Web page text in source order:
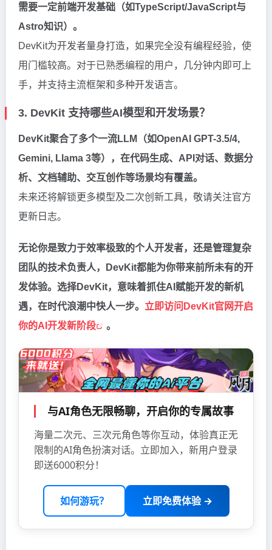
需要一定前端开发基础（如TypeScript/JavaScript与
Astro知识）。
DevKit为开发者量身打造，如果完全没有编程经验，使
用门槛较高。对于已熟悉编程的用户，几分钟内即可上
手，并支持主流框架和多种开发语言。
3. DevKit 支持哪些AI模型和开发场景？
DevKit聚合了多个一流LLM（如OpenAI GPT-3.5/4,
Gemini, Llama 3等），在代码生成、API对话、数据分
析、文档辅助、交互创作等场景均有覆盖。
未来还将解锁更多模型及二次创新工具，敬请关注官方
更新日志。
无论你是致力于效率极致的个人开发者，还是管理复杂
团队的技术负责人，DevKit都能为你带来前所未有的开
发体验。选择DevKit，意味着抓住AI赋能开发的新机
遇，在时代浪潮中快人一步。 立即访问DevKit官网开启
你的AI开发新阶段
。
与AI角色无限畅聊，开启你的专属故事
海量二次元、三次元角色等你互动，体验真正无
限制的AI角色扮演对话。立即加入，新用户登录
即送6000积分！
如何游玩？ 立即免费体验 →